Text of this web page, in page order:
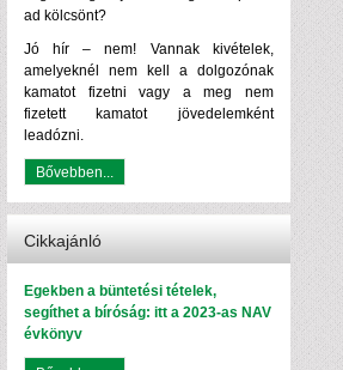
ad kölcsönt?
Jó hír – nem! Vannak kivételek,
amelyeknél nem kell a dolgozónak
kamatot fizetni vagy a meg nem
fizetett kamatot jövedelemként
leadózni.
Bővebben...
Cikkajánló
Egekben a büntetési tételek,
segíthet a bíróság: itt a 2023-as NAV
évkönyv